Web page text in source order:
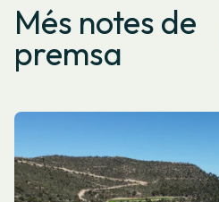
Més notes de
premsa